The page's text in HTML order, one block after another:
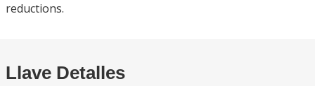
reductions.
Llave Detalles